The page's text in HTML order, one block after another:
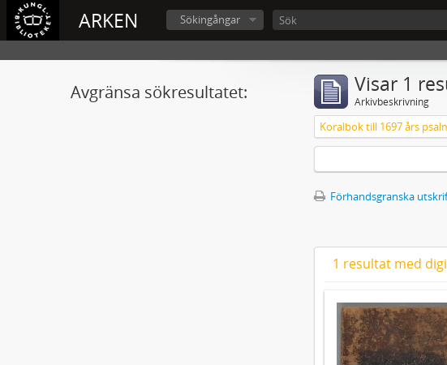
ARKEN Sökingångar
Avgränsa sökresultatet: Visar 1
Arkivbeskrivning
Koralbok till 1697 års
Förhandsgranska
1 resultat med